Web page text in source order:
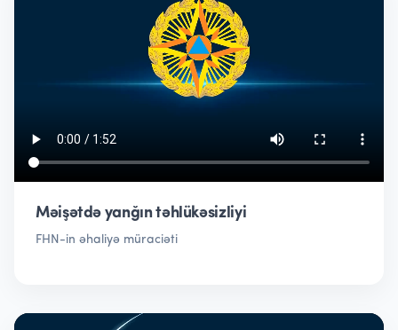
Məişətdə yanğın təhlükəsizliyi
FHN-in əhaliyə müraciəti